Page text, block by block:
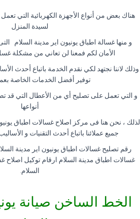
هناك بعض من أنواع الأجهزة الكهربائية التي
لسيدة المنزل
و منها غسالة اطباق يونيون اير مدينة السلام
الأمان لكم فمعنا لن تعاني من مشكلة
وذلك لاننا نجتهد لكي نقدم الخدمة باتباع أحدث
توفير أفضل الخدمات الخاصة
و التي تعمل على تصليح أي من الأعطال التي قد
أنواعها
لذلك ، نحن هنا فى مركز اصلاح غسالات اطباق
جميع عملائنا باتباع أحدث التقنيات و
رقم تصليح غسالات اطباق يونيون اير مدينة
غسالات اطباق مدينة السلام ارقام توكيل اصلاح
السلام.
الخط الساخن صيانة